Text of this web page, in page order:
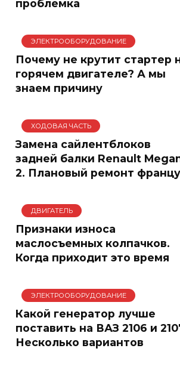
проблемка
ЭЛЕКТРООБОРУДОВАНИЕ
Почему не крутит стартер
горячем двигателе? А мы
знаем причину
ХОДОВАЯ ЧАСТЬ
Замена сайлентблоков
задней балки Renault
2. Плановый ремонт
ДВИГАТЕЛЬ
Признаки износа
маслосъемных колпачков.
Когда приходит это время
ЭЛЕКТРООБОРУДОВАНИЕ
Какой генератор лучше
поставить на ВАЗ 2106 и
Несколько вариантов